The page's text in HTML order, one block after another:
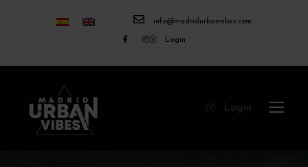
info@madridurbanvibes.com
Login
Login